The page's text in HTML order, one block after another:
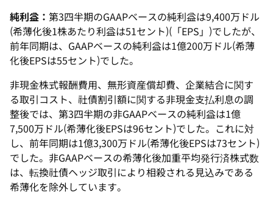
純利益： 第3四半期のGAAPベースの純利益は9,400万ドル
(希薄化後1株あたり利益は51セント)(「EPS」)でしたが、
前年同期は、GAAPベースの純利益は1億200万ドル(希薄
化後EPSは55セント)でした。
非現金株式報酬費用、無形資産償却費、企業結合に関す
る取引コスト、社債割引額に関する非現金支払利息の調
整後では、第3四半期の非GAAPベースの純利益は1億
7,500万ドル(希薄化後EPSは96セント)でした。これに対
し、前年同期は1億3,300万ドル(希薄化後EPSは73セント)
でした。非GAAPベースの希薄化後加重平均発行済株式数
は、転換社債ヘッジ取引により相殺される見込みである
希薄化を除外しています。